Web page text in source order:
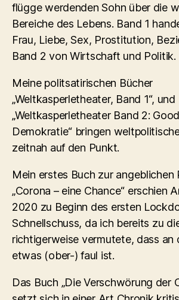
flügge werdenden Sohn über die
Bereiche des Lebens. Band 1
Frau, Liebe, Sex, Prostitution,
Band 2 von Wirtschaft und Politik.
Meine politsatirischen Bücher
„Weltkasperletheater, Band 1“, und
„Weltkasperletheater Band 2:
Demokratie“ bringen
zeitnah auf den Punkt.
Mein erstes Buch zur angeblichen
„Corona – eine Chance“ erschien
2020 zu Beginn des ersten
Schnellschuss, da ich bereits zu
richtigerweise vermutete, dass an
etwas (ober-) faul ist.
Das Buch „Die Verschwörung der